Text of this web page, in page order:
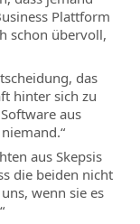
Plattform
schon übervoll,
das
hinter sich zu
aus
aus Skepsis
die beiden nicht
wenn sie es